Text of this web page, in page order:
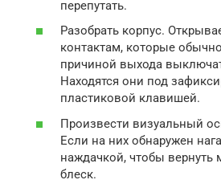
перепутать.
Разобрать корпус.
контактам, которые
причиной выхода
Находятся они под
пластиковой клавишей.
Произвести визуальный
Если на них обнаружен
наждачкой, чтобы вернуть
блеск.